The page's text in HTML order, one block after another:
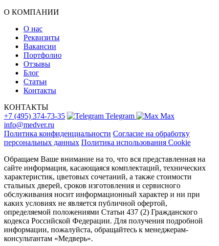
О КОМПАНИИ
О нас
Реквизиты
Вакансии
Портфолио
Отзывы
Блог
Статьи
Контакты
КОНТАКТЫ
+7 (495) 374-73-35
Telegram
Max
info@medver.ru
Политика конфиденциальности Согласие на обработку
персональных данных Политика использования Cookie
Обращаем Ваше внимание на то, что вся представленная на
сайте информация, касающаяся комплектаций, технических
характеристик, цветовых сочетаний, а также стоимости
стальных дверей, сроков изготовления и сервисного
обслуживания носит информационный характер и ни при
каких условиях не является публичной офертой,
определяемой положениями Статьи 437 (2) Гражданского
кодекса Российской Федерации. Для получения подробной
информации, пожалуйста, обращайтесь к менеджерам-
консультантам «Медверь».